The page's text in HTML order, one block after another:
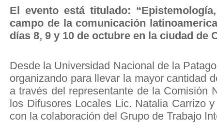
El evento está titulado:
campo de la comunicación
días 8, 9 y 10 de octubre en la ciudad de
Desde la Universidad Nacional de la
organizando para llevar la mayor cantidad
a través del representante de la Comisión
los Difusores Locales Lic. Natalia Carrizo
con la colaboración del Grupo de Trabajo